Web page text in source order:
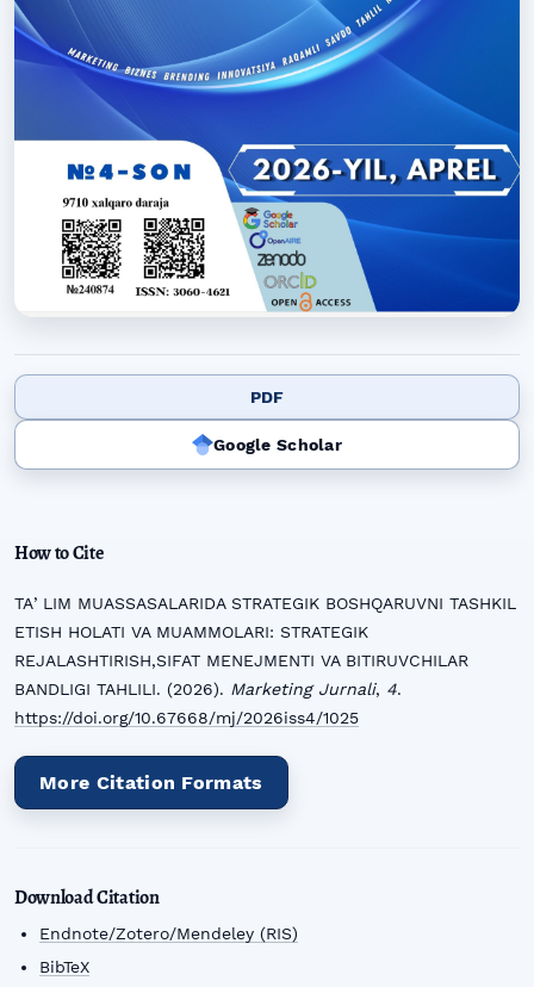
PDF
Google Scholar
How to Cite
TAʼLIM MUASSASALARIDA STRATEGIK BOSHQARUVNI TASHKIL
ETISH HOLATI VA MUAMMOLARI: STRATEGIK
REJALASHTIRISH,SIFAT MENEJMENTI VA BITIRUVCHILAR
BANDLIGI TAHLILI. (2026). Marketing Jurnali, 4.
https://doi.org/10.67668/mj/2026iss4/1025
More Citation Formats
Download Citation
Endnote/Zotero/Mendeley (RIS)
BibTeX